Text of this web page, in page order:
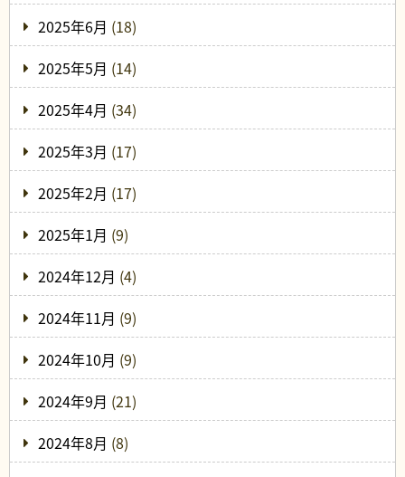
2025年6月 (18)
2025年5月 (14)
2025年4月 (34)
2025年3月 (17)
2025年2月 (17)
2025年1月 (9)
2024年12月 (4)
2024年11月 (9)
2024年10月 (9)
2024年9月 (21)
2024年8月 (8)